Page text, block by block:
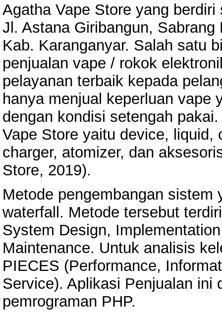
Agatha Vape Store yang
Jl. Astana Giribangun,
Kab. Karanganyar. Salah satu
penjualan vape / rokok
pelayanan terbaik kepada
hanya menjual keperluan vape
dengan kondisi setengah
Vape Store yaitu device,
charger, atomizer, dan
Store, 2019).
Metode pengembangan sistem
waterfall. Metode tersebut
System Design,
Maintenance. Untuk analisis
PIECES (Performance,
Service). Aplikasi Penjualan ini
pemrograman PHP.